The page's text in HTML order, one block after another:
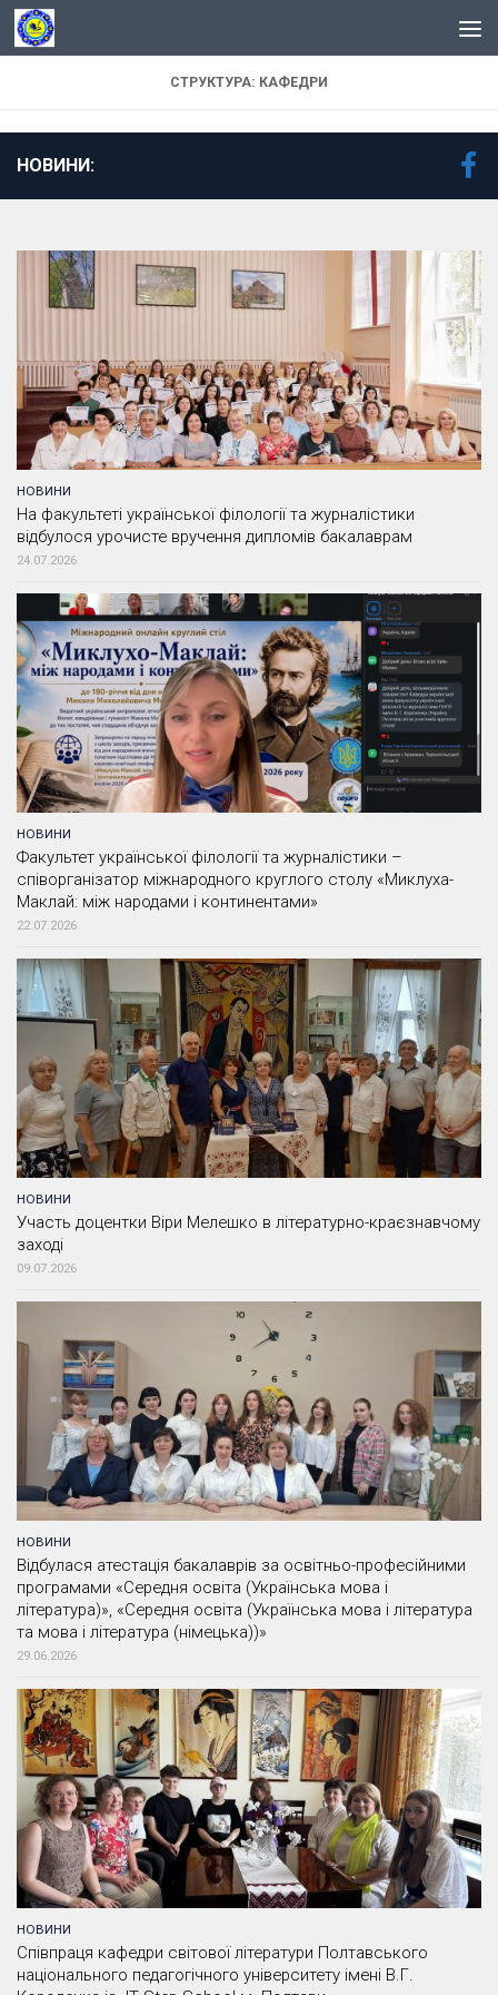
Skip to content
СТРУКТУРА: КАФЕДРИ
НОВИНИ:
НОВИНИ
На факультеті української філології та журналістики
відбулося урочисте вручення дипломів бакалаврам
24.07.2026
НОВИНИ
Факультет української філології та журналістики –
співорганізатор міжнародного круглого столу «Миклуха-
Маклай: між народами і континентами»
22.07.2026
НОВИНИ
Участь доцентки Віри Мелешко в літературно-краєзнавчому
заході
09.07.2026
НОВИНИ
Відбулася атестація бакалаврів за освітньо-професійними
програмами «Середня освіта (Українська мова і
література)», «Середня освіта (Українська мова і література
та мова і література (німецька))»
29.06.2026
НОВИНИ
Співпраця кафедри світової літератури Полтавського
національного педагогічного університету імені В.Г.